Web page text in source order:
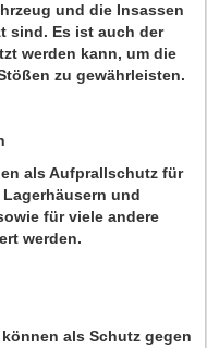
und die Insassen
sind. Es ist auch der
werden kann, um die
zu gewährleisten.
als Aufprallschutz für
und
für viele andere
werden.
als Schutz gegen